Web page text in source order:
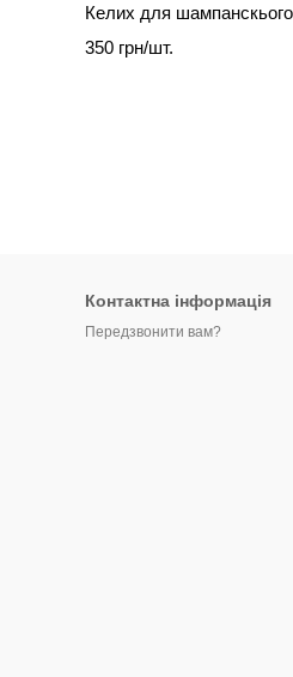
Келих для
350 грн/шт.
Контактна інформація
Передзвонити вам?